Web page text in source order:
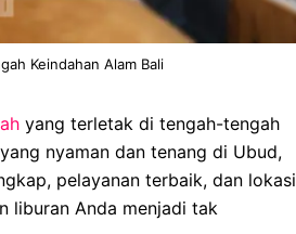
Keindahan Alam Bali
yang terletak di tengah-tengah
nyaman dan tenang di Ubud,
pelayanan terbaik, dan lokasi
liburan Anda menjadi tak